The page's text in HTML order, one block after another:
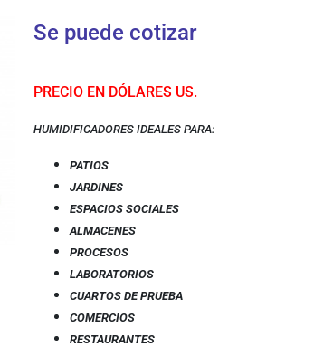
Se puede cotizar
PRECIO EN DÓLARES US.
HUMIDIFICADORES IDEALES PARA:
PATIOS
JARDINES
ESPACIOS SOCIALES
ALMACENES
PROCESOS
LABORATORIOS
CUARTOS DE PRUEBA
COMERCIOS
RESTAURANTES